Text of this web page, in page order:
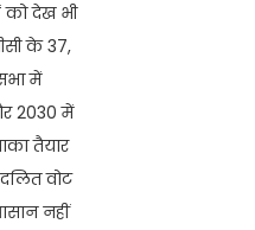
को देख भी
के 37,
में
2030 में
तैयार
वोट
नहीं